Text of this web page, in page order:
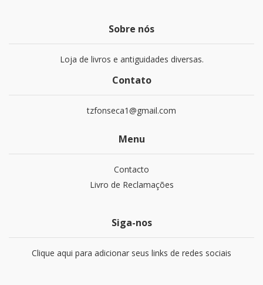
Sobre nós
Loja de livros e antiguidades diversas.
Contato
tzfonseca1@gmail.com
Menu
Contacto
Livro de Reclamações
Siga-nos
Clique aqui para adicionar seus links de redes sociais